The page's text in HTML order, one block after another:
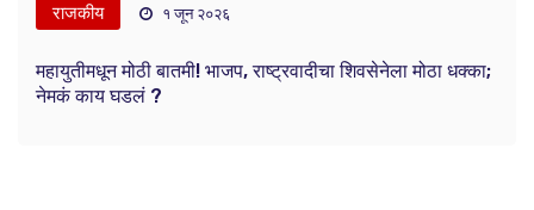
राजकीय १ जून २०२६
महायुतीमधून मोठी बातमी! भाजप, राष्ट्रवादीचा शिवसेनेला मोठा धक्का;
नेमकं काय घडलं ?